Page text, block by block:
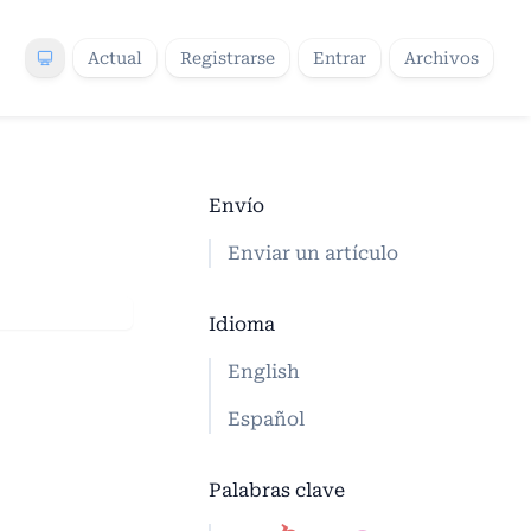
Actual Registrarse Entrar Archivos
Envío
Enviar un artículo
Idioma
English
Español
Palabras clave